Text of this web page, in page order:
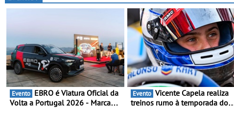
anual de até 120.000 veículos
Evento
Volta a Portugal 2026 - Marca
Evento
treinos rumo à temporada do